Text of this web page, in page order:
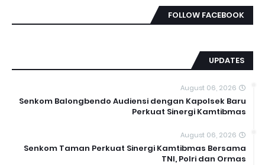
FOLLOW FACEBOOK
UPDATES
August 06, 2026
Senkom Balongbendo Audiensi dengan Kapolsek Baru
Perkuat Sinergi Kamtibmas
August 06, 2026
Senkom Taman Perkuat Sinergi Kamtibmas Bersama
TNI, Polri dan Ormas